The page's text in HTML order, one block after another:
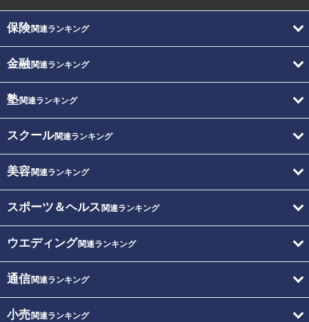
保険関連ランキング
金融関連ランキング
塾関連ランキング
スクール関連ランキング
美容関連ランキング
スポーツ＆ヘルス 関連ランキング
ウエディング関連ランキング
通信関連ランキング
小売関連ランキング